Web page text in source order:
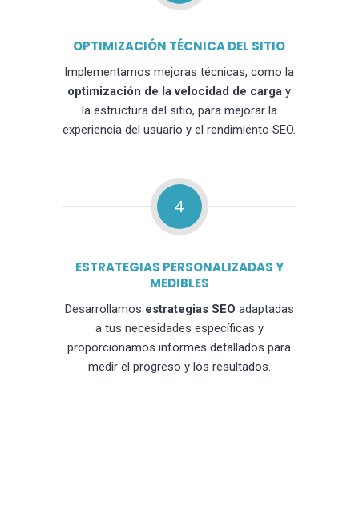
OPTIMIZACIÓN TÉCNICA DEL SITIO
Implementamos mejoras técnicas, como la
optimización de la velocidad de carga y
la estructura del sitio, para mejorar la
experiencia del usuario y el rendimiento SEO.
4
ESTRATEGIAS PERSONALIZADAS Y
MEDIBLES
Desarrollamos estrategias SEO adaptadas
a tus necesidades específicas y
proporcionamos informes detallados para
medir el progreso y los resultados.